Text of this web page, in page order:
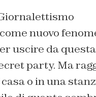
nuovo
uscire da questa
party. Ma
o in una